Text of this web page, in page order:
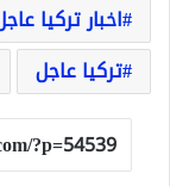
اخبار تركيا
تركيا عاجل